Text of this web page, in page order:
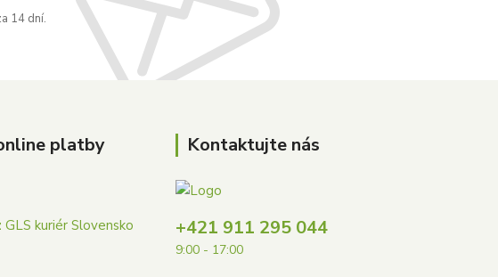
14 dní.
platby
GLS kuriér Slovensko
Kontaktujte nás
+421 911 295 044
9:00 - 17:00